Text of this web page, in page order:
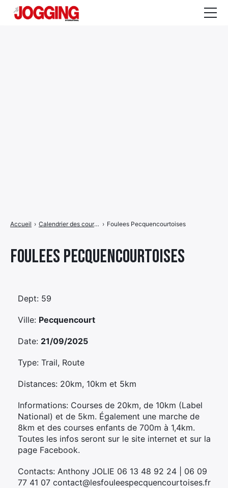
Foulees Pecquencourtoises
Accueil › Calendrier des courses › Foulees Pecquencourtoises
Dept: 59
Ville: Pecquencourt
Date: 21/09/2025
Type: Trail, Route
Distances: 20km, 10km et 5km
Informations: Courses de 20km, de 10km (Label
National) et de 5km. Également une marche de
8km et des courses enfants de 700m à 1,4km.
Toutes les infos seront sur le site internet et sur la
page Facebook.
Contacts: Anthony JOLIE 06 13 48 92 24 | 06 09
77 41 07 contact@lesfouleespecquencourtoises.fr
de
ÉlémentÉlément